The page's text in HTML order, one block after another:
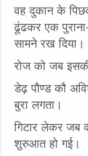
वह दुकान के
ढूंढकर एक
सामने रख दिया।
रोज को जब
डेढ़ पौण्ड कौ
बुरा लगता।
गिटार लेकर जब
शुरुआत हो गई।